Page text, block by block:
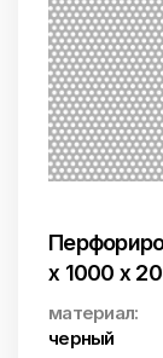
x 1000 x
материал:
черный